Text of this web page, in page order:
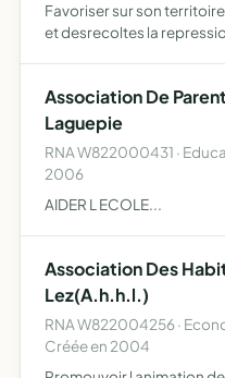
Favoriser sur son
et desrecoltes la
Association De
Laguepie
RNA W822000431 ·
2006
AIDER L ECOLE...
Association Des
Lez(A.h.h.l.)
RNA W822004256 ·
Créée en 2004